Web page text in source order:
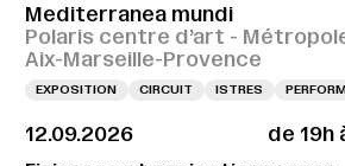
Mediterranea mundi
Polaris centre d’art -
Aix-Marseille-Provence
EXPOSITION CIRCUIT ISTRES
12.09.2026
de 19h